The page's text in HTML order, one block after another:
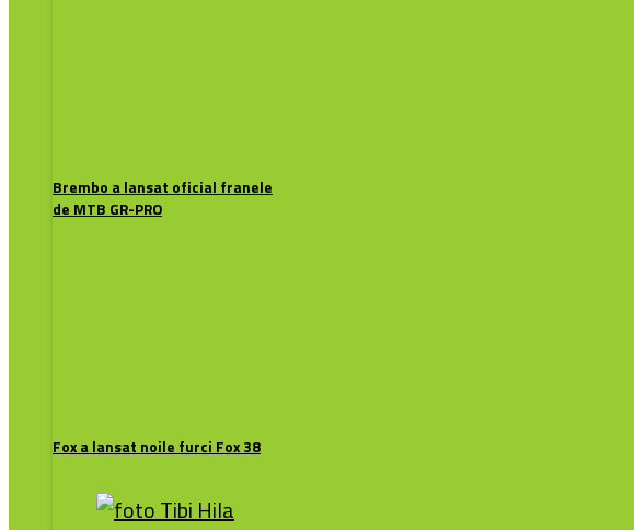
Brembo a lansat oficial franele
de MTB GR-PRO
Fox a lansat noile furci Fox 38